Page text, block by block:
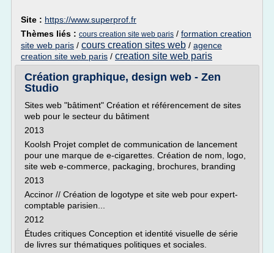
Site : https://www.superprof.fr
Thèmes liés : cours creation site web paris / formation creation
site web paris / cours creation sites web / agence
creation site web paris / creation site web paris
Création graphique, design web - Zen
Studio
Sites web "bâtiment" Création et référencement de sites
web pour le secteur du bâtiment
2013
Koolsh Projet complet de communication de lancement
pour une marque de e-cigarettes. Création de nom, logo,
site web e-commerce, packaging, brochures, branding
2013
Accinor // Création de logotype et site web pour expert-
comptable parisien...
2012
Études critiques Conception et identité visuelle de série
de livres sur thématiques politiques et sociales.